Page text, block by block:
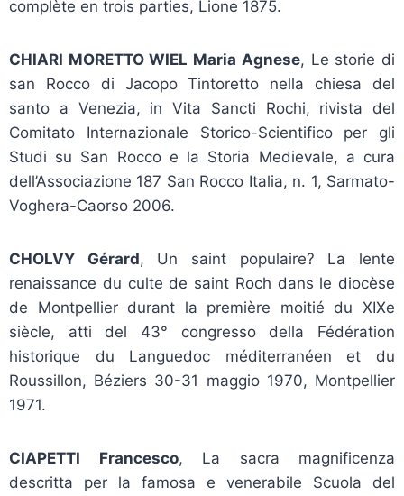
complète en trois parties, Lione 1875.
CHIARI MORETTO WIEL Maria Agnese, Le storie di
san Rocco di Jacopo Tintoretto nella chiesa del
santo a Venezia, in Vita Sancti Rochi, rivista del
Comitato Internazionale Storico-Scientifico per gli
Studi su San Rocco e la Storia Medievale, a cura
dell’Associazione 187 San Rocco Italia, n. 1, Sarmato-
Voghera-Caorso 2006.
CHOLVY Gérard, Un saint populaire? La lente
renaissance du culte de saint Roch dans le diocèse
de Montpellier durant la première moitié du XIXe
siècle, atti del 43° congresso della Fédération
historique du Languedoc méditerranéen et du
Roussillon, Béziers 30-31 maggio 1970, Montpellier
1971.
CIAPETTI Francesco, La sacra magnificenza
descritta per la famosa e venerabile Scuola del